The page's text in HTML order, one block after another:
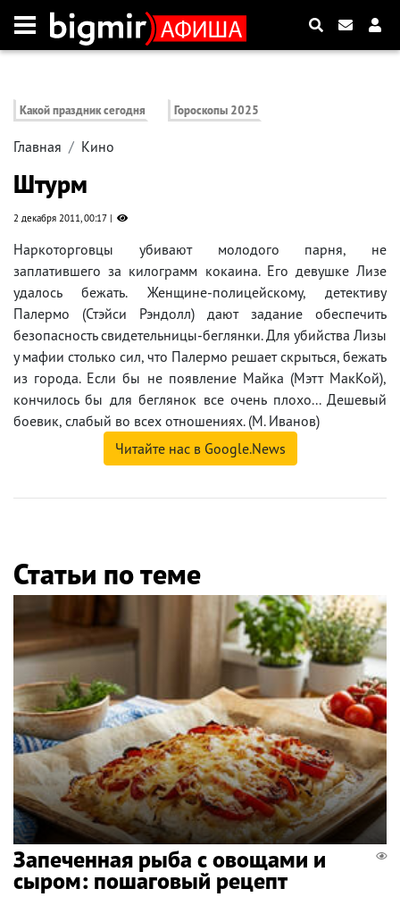
Какой праздник сегодня Гороскопы 2025
Главная Кино
Штурм
2 декабря 2011, 00:17
Наркоторговцы убивают молодого парня, не
заплатившего за килограмм кокаина. Его девушке Лизе
удалось бежать. Женщине-полицейскому, детективу
Палермо (Стэйси Рэндолл) дают задание обеспечить
безопасность свидетельницы-беглянки. Для убийства Лизы
у мафии столько сил, что Палермо решает скрыться, бежать
из города. Если бы не появление Майка (Мэтт МакКой),
кончилось бы для беглянок все очень плохо... Дешевый
боевик, слабый во всех отношениях. (М. Иванов)
Читайте нас в Google.News
Статьи по теме
Запеченная рыба с овощами и
сыром: пошаговый рецепт